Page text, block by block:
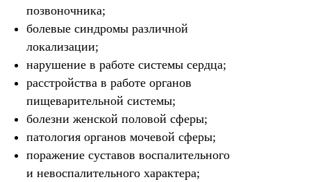
позвоночника;
болевые синдромы различной
локализации;
нарушение в работе системы сердца;
расстройства в работе органов
пищеварительной системы;
болезни женской половой сферы;
патология органов мочевой сферы;
поражение суставов воспалительного
и невоспалительного характера;